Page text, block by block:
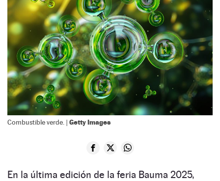
Combustible verde. | Getty Images
En la última edición de la feria Bauma 2025,